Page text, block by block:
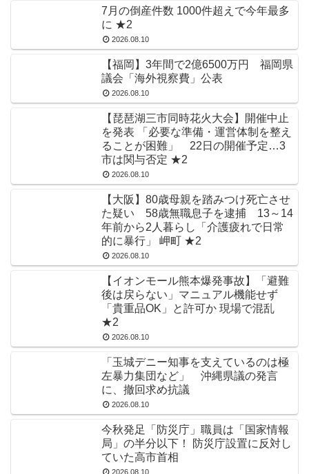
7月の倒産件数 1000件超えで今年最多
に ★2
2026.08.10
【福岡】3年間で2億6500万円 福岡県
議会「海外視察費」公表
2026.08.10
【琵琶湖三市同時花火大会】開催中止
を発表 「必要な準備・運営体制を整え
ることが困難」 22日の開催予定…3
市は関与否定 ★2
2026.08.10
【大阪】80歳母親を踏みつけ死亡させ
た疑い 58歳無職息子を逮捕 13～14
年前から2人暮らし「介護疲れで日常
的に暴行」 岬町 ★2
2026.08.10
【イオンモール熊本爆発事故】「避難
後は戻らない」マニュアル機能せず
「貴重品OK」と許可か 現場で混乱
★2
2026.08.10
「玉城デニー知事を支えているのは極
左暴力集団など」 沖縄県議の発言
に、撤回求め抗議
2026.08.10
今秋発足「防災庁」職員は「国家情報
局」の半分以下！ 防災庁設置に反対し
ていた高市首相
2026.08.10